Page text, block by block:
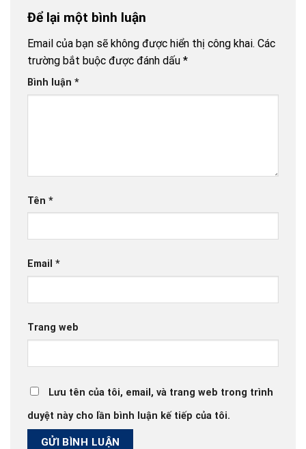
buýt đột
Để lại một bình luận
Email của bạn sẽ không được hiển thị công khai. Các
trường bắt buộc được đánh dấu *
Bình luận *
Tên *
Email *
Trang web
Lưu tên của tôi, email, và trang web trong trình
duyệt này cho lần bình luận kế tiếp của tôi.